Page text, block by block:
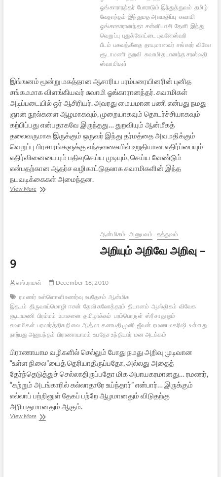
ஓங்காராநந்தர் போராடும் இந்துத்துவம் தமிழ்
வேதாந்தம் இந்துமத அவமதிப்பு சுவாமி
ஓங்காகாரானந்தா சன்னியாசி தேனி இந்து
வெறுப்பு புதுக்கோட்டை புவனேஸ்வரி
பீடம் பகவத்கீதை தாயுமானவர் சங்கரர் விவேக
சூடாமணி துறவி சுவாமி தயானந்த சரஸ்வதி
ஸ்வாமிகள்
இங்ஙனம் மூன்று மகத்தான ஆசாரிய பரம்பரையினரின் புனித
சங்கமமாக விளங்கியவர் சுவாமி ஓங்காரானந்தர். சுவாமிகள்
அடிப்படையில் ஒர் ஆசிரியர். அவரது மையமான பணி என்பது நமது
ஞான நூல்களை ஆழமாகவும், முறையாகவும் தொடர்ச்சியாகவும்
கற்பிப்பது என்பதாகவே இருந்தது… துறவியும் ஆன்மீகத்
தலைவருமாக இருக்கும் ஒருவர் இந்து தர்மத்தை அவமதிக்கும்
வெறுப்பு பிரசாரங்களுக்கு எந்தவகையில் உறுதியான எதிர்ப்பையும்
எதிர்வினையையும் பதிவுசெய்ய முடியும், செய்ய வேண்டும்
என்பதற்கான ஆதர்ச வழிகாட்டுதலாக சுவாமிகளின் இந்த
நடவடிக்கைகள் அமைந்தன.
View Moreஅஞ்சலி:
ஆன்மிகம் அனுபவம் தத்துவம்
அறியும் அறிவே அறிவு –
9
எஸ்.ராமன்
December 18, 2010
ரமணர் உள்ளொளி உணர்வு உபதேசம் ஆன்மிக
இதயம் திருவாய்மொழி ஈசன் தேவி கலோத்தரம் தியானம் ஆஸ்திகம் விவேக
சூடாமணி பிரம்மம் உபாசனை தமிழாக்கம் பரம்பொருள் ஸ்ரீ சாது ஓம்
சுவாமிகள் பரமார்த்திக நிலை ஆத்மா கணபதி முனி ஜீவன் ரமண மகரிஷி உள்ளது
நாற்பது அனுபந்தம் பிராணாயாமம் உபதேச உந்தியார் மன அடக்கம்
பிராணாயாம வழிகளில் செல்லும் போது நமது அறிவு முடிவான
“உள்ள நிலை”யைத் தெரியாதிருப்பதோ, அல்லது அதைத்
தேர்ந்தெடுத்துச் செல்லாதிருப்பதோ மிக அபாயகரமானது… ரமணர்,
“கற்றும் அடங்காரில் கல்லாதாரே உய்ந்தார்” என்பார்… இருக்கும்
எல்லாப் பற்றினுள் தேகப் பற்றே ஆழமானதும் விடுதற்கு
அரியதுமானதும் ஆகும்.
View Moreஅறியும்